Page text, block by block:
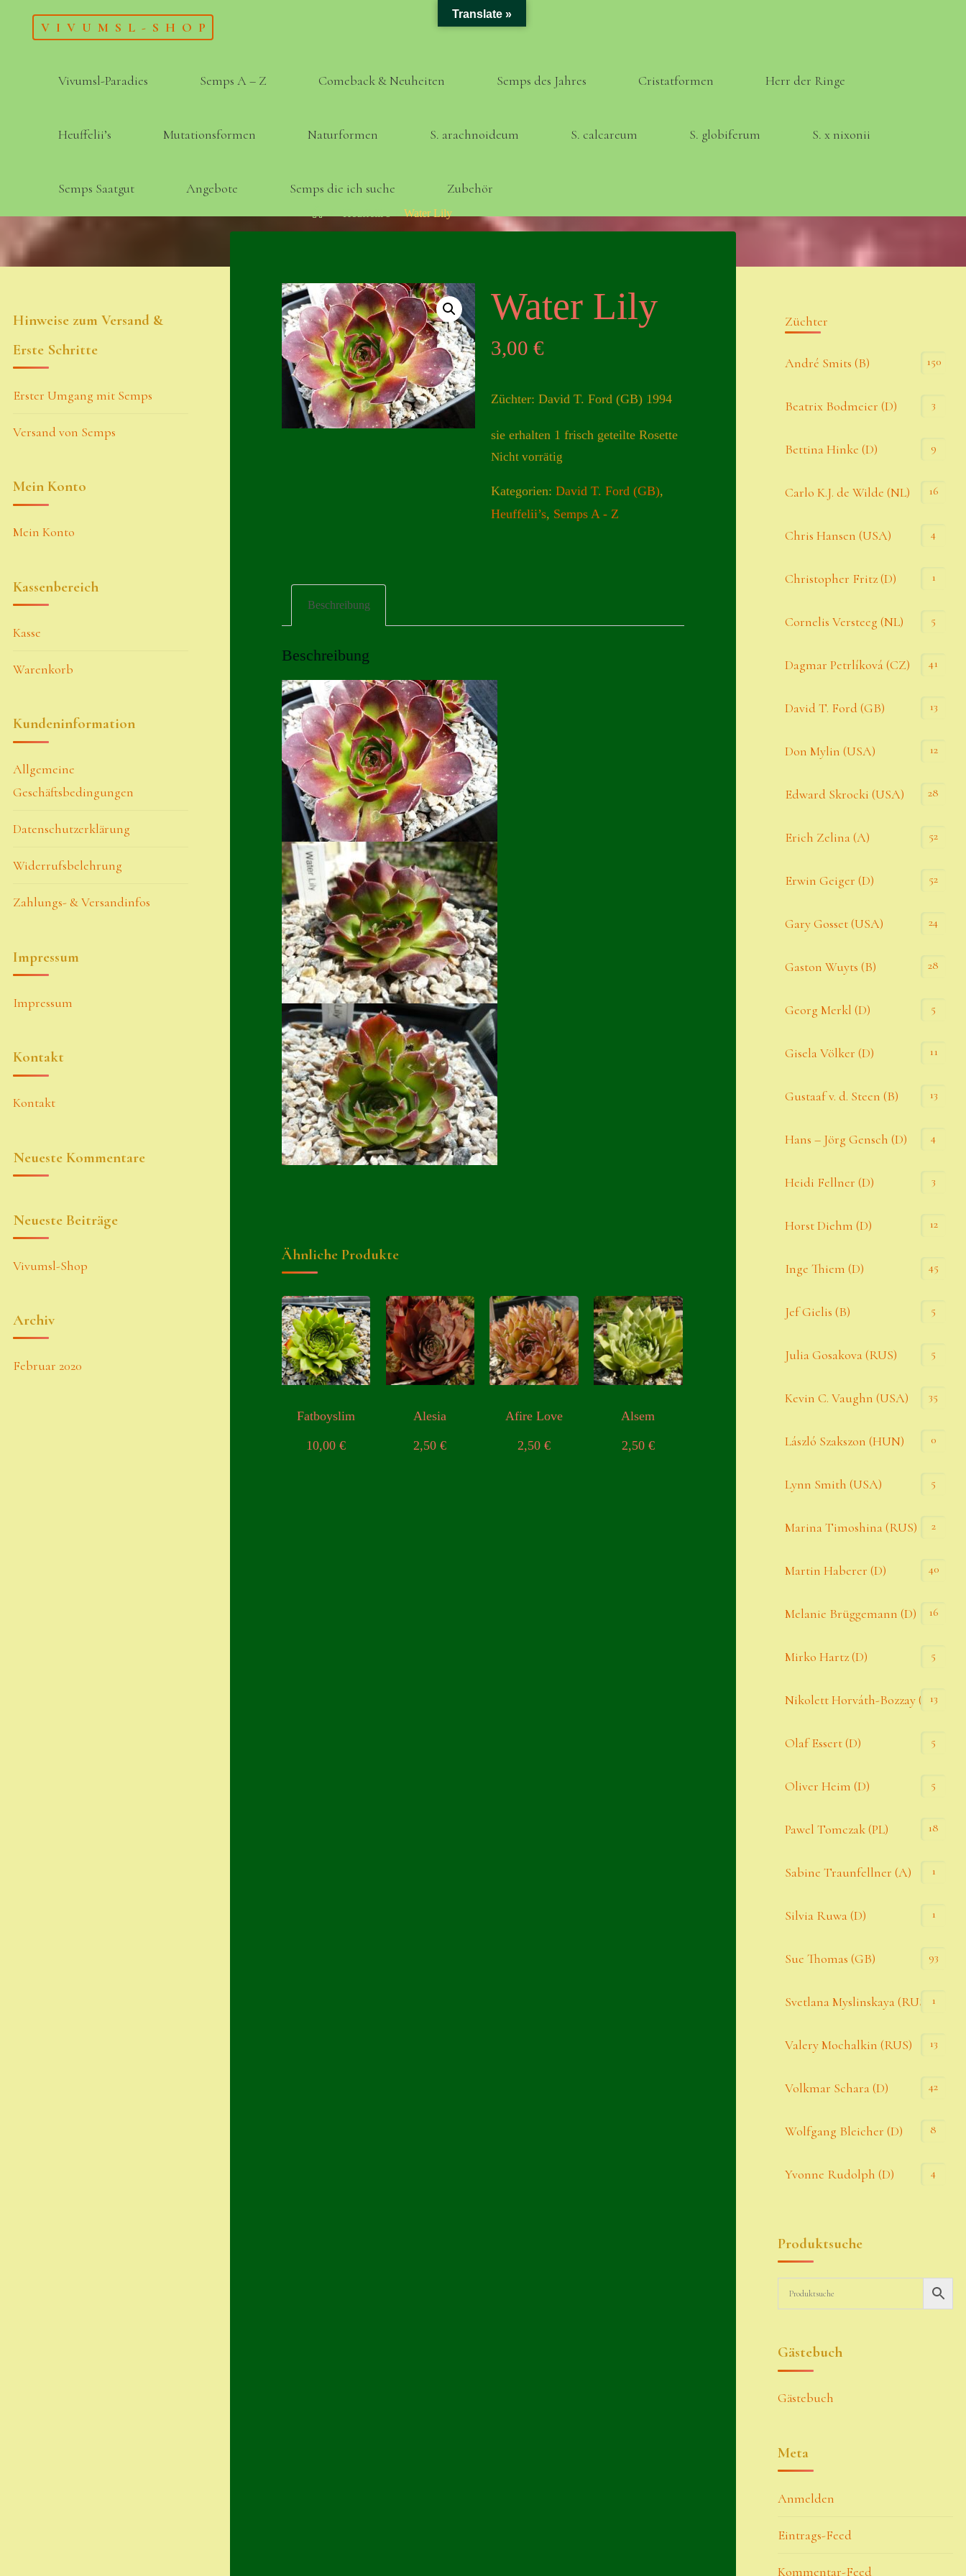
VIVUMSL-SHOP
Vivumsl-Paradies Semps A – Z Comeback & Neuheiten Semps des Jahres Cristatformen Herr der Ringe
Heuffelii’s Mutationsformen Naturformen S. arachnoideum S. calcareum S. globiferum S. x nixonii
Semps Saatgut Angebote Semps die ich suche Zubehör
Eintrags-Feed
Widerrufsbelehrung
Zahlung
Zahlungs- & Versandinfos
Heuffelii’s Water Lily
Water Lily
3,00€
Züchter: David T. Ford (GB) 1994
sie erhalten 1 frisch geteilte Rosette
Nicht vorrätig
Kategorien:David T. Ford (GB),
Heuffelii’s, Semps A - Z
Beschreibung
Beschreibung
Ähnliche Produkte
Fatboyslim
10,00€
Alesia
2,50€
Afire Love
2,50€
Alsem
2,50 €
Hinweise zum Versand &
Erste Schritte
Erster Umgang mit Semps
Versand von Semps
Mein Konto
Mein Konto
Kassenbereich
Kasse
Warenkorb
Kundeninformation
Allgemeine
Geschäftsbedingungen
Datenschutzerklärung
Widerrufsbelehrung
Zahlungs- & Versandinfos
Impressum
Impressum
Kontakt
Kontakt
Neueste Kommentare
Neueste Beiträge
Vivumsl-Shop
Archiv
Februar 2020
Züchter
André Smits (B) 150
Beatrix Bodmeier (D) 3
Bettina Hinke (D) 9
Carlo K.J. de Wilde (NL) 16
Chris Hansen (USA) 4
Christopher Fritz (D) 1
Cornelis Versteeg (NL) 5
Dagmar Petrlíková (CZ) 41
David T. Ford (GB) 13
Don Mylin (USA) 12
Edward Skrocki (USA) 28
Erich Zelina (A) 52
Erwin Geiger (D) 52
Gary Gosset (USA) 24
Gaston Wuyts (B) 28
Georg Merkl (D) 5
Gisela Völker (D) 11
Gustaaf v. d. Steen (B) 13
Hans – Jörg Gensch (D) 4
Heidi Fellner (D) 3
Horst Diehm (D) 12
Inge Thiem (D) 45
Jef Gielis (B) 5
Julia Gosakova (RUS) 5
Kevin C. Vaughn (USA) 35
László Szakszon (HUN) 0
Lynn Smith (USA) 5
Marina Timoshina (RUS) 2
Martin Haberer (D) 40
Melanie Brüggemann (D) 16
Mirko Hartz (D) 5
Nikolett Horváth-Bozzay (A)13
Olaf Essert (D) 5
Oliver Heim (D) 5
Pawel Tomczak (PL) 18
Sabine Traunfellner (A) 1
Silvia Ruwa (D) 1
Sue Thomas (GB) 93
Svetlana Myslinskaya (RUS) 1
Valery Mochalkin (RUS) 13
Volkmar Schara (D) 42
Wolfgang Bleicher (D) 8
Yvonne Rudolph (D) 4
Produktsuche
Gästebuch
Gästebuch
Meta
Anmelden
Eintrags-Feed
Kommentar-Feed
Translate »